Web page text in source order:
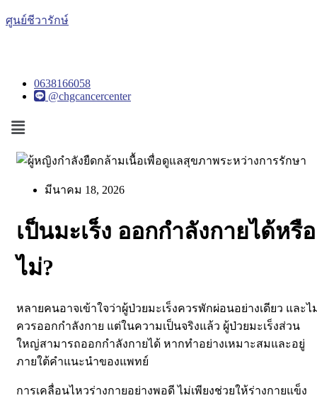
ศูนย์ชีวารักษ์
0638166058
@chgcancercenter
Menu
มีนาคม 18, 2026
เป็นมะเร็ง ออกกำลังกายได้หรือ
ไม่?
หลายคนอาจเข้าใจว่าผู้ป่วยมะเร็งควรพักผ่อนอย่างเดียว และไ
ควรออกกำลังกาย แต่ในความเป็นจริงแล้ว ผู้ป่วยมะเร็งส่วน
ใหญ่สามารถออกกำลังกายได้ หากทำอย่างเหมาะสมและอยู่
ภายใต้คำแนะนำของแพทย์
การเคลื่อนไหวร่างกายอย่างพอดี ไม่เพียงช่วยให้ร่างกายแข็ง